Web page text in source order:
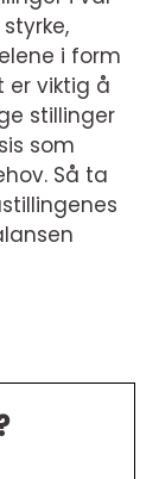
i form
er viktig å
stillinger
som
Så ta